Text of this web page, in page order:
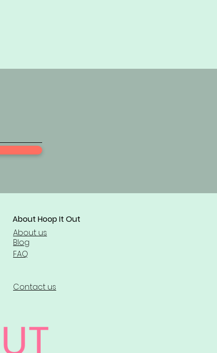
About Hoop It Out
Blog
FAQ
Contact us
About us